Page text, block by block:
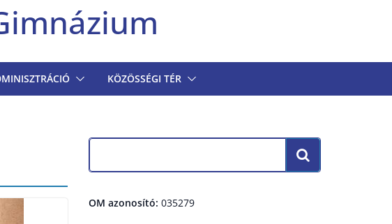
KÖZÖSSÉGI TÉR
OM azonosító: 035279